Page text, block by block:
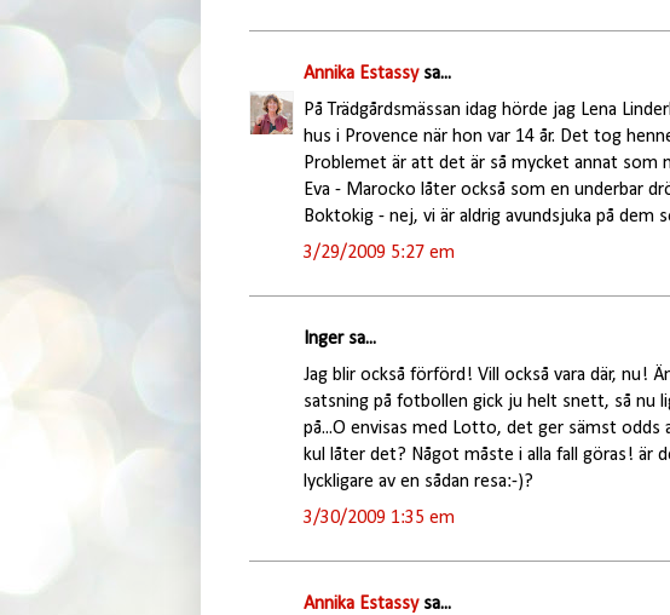
Annika Estassysa...
På Trädgårdsmässan idag hörde jag Lena
hus i Provence när hon var 14 år. Det tog
Problemet är att det är så mycket annat som
Eva - Marocko låter också som en underbar
Boktokig - nej, vi är aldrig avundsjuka på dem
3/29/2009 5:27 em
Inger sa...
Jag blir också förförd! Vill också vara där, nu!
satsning på fotbollen gick ju helt snett, så nu
på...O envisas med Lotto, det ger sämst odds
kul låter det? Något måste i alla fall göras! är
lyckligare av en sådan resa:-)?
3/30/2009 1:35 em
Annika Estassysa...